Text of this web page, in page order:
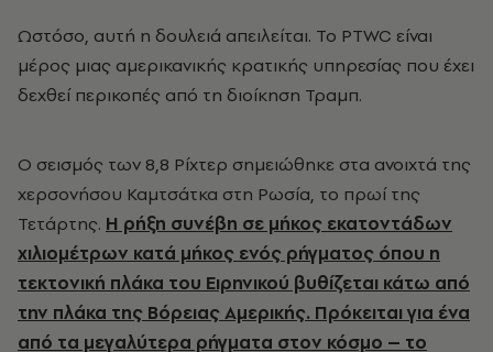
Ωστόσο, αυτή η δουλειά απειλείται. Το PTWC είναι
μέρος μιας αμερικανικής κρατικής υπηρεσίας που έχει
δεχθεί περικοπές από τη διοίκηση Τραμπ.
Ο σεισμός των 8,8 Ρίχτερ σημειώθηκε στα ανοιχτά της
χερσονήσου Καμτσάτκα στη Ρωσία, το πρωί της
Τετάρτης. Η ρήξη συνέβη σε μήκος εκατοντάδων
χιλιομέτρων κατά μήκος ενός ρήγματος όπου η
τεκτονική πλάκα του Ειρηνικού βυθίζεται κάτω από
την πλάκα της Βόρειας Αμερικής. Πρόκειται για ένα
από τα μεγαλύτερα ρήγματα στον κόσμο – το